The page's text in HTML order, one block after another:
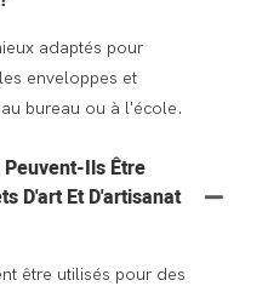
adaptés pour
enveloppes et
bureau ou à l'école.
Ils Être
D'art Et D'artisanat
être utilisés pour des